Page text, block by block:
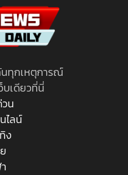
นทุกเหตุการณ์
บเดียวที่นี่
น
ไลน์
ง